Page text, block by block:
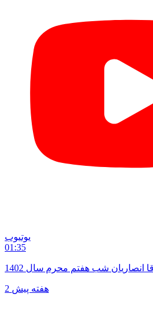
یوتیوب
01:35
انصاریان شب هفتم محرم سال 1402
2 هفته پیش